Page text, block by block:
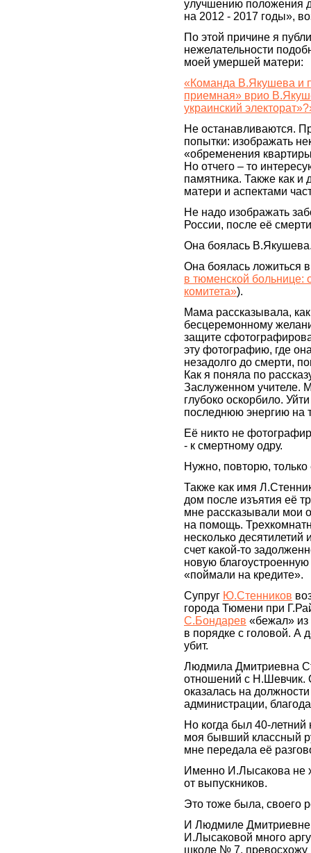
улучшению положения
на 2012 - 2017 годы»,
По этой причине я
нежелательности
моей умершей матери:
«Команда В.Якушева и
приемная» врио
украинский
Не останавливаются.
попытки: изображать
«обременения
Но отчего – то
памятника. Также как
матери и аспектами
Не надо изображать
России, после её
Она боялась
Она боялась ложиться
в тюменской больнице:
комитета»).
Мама рассказывала,
бесцеремонному
защите
эту фотографию, где
незадолго до смерти,
Как я поняла по
Заслуженном учителе.
глубоко оскорбило.
последнюю энергию на
Её никто не
- к смертному одру.
Нужно, повторю, только
Также как имя
дом после изъятия её
мне рассказывали мои
на помощь.
несколько десятилетий
счет какой-то
новую
«поймали на кредите».
Супруг Ю.Стенников
города Тюмени при
С.Бондарев «бежал» из
в порядке с головой. А
убит.
Людмила Дмитриевна
отношений с Н.Шевчик.
оказалась на
администрации,
Но когда был 40-
моя бывший классный
мне передала её
Именно И.Лысакова не
от выпускников.
Это тоже была, своего
И Людмиле Дмитриевне
И.Лысаковой много
школе № 7, превосхожу